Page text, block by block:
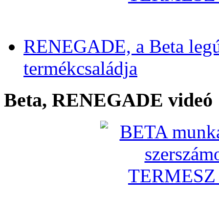
RENEGADE, a Beta
termékcsaládja
Beta, RENEGADE videó